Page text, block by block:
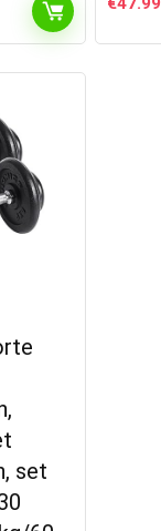
set